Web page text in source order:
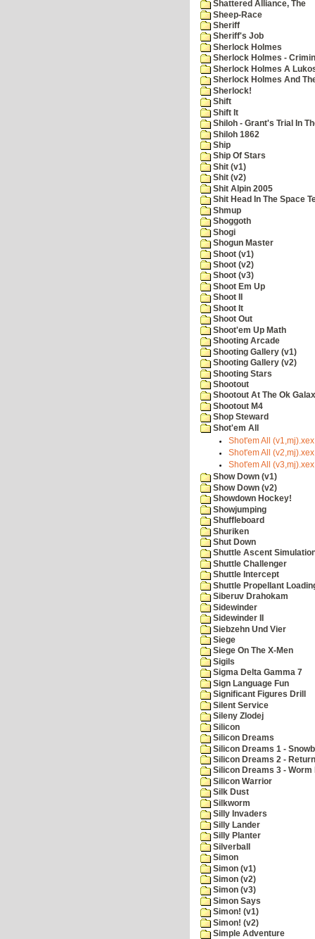
Shattered Alliance, The
Sheep-Race
Sheriff
Sheriff's Job
Sherlock Holmes
Sherlock Holmes -
Sherlock Holmes A
Sherlock Holmes And
Sherlock!
Shift
Shift It
Shiloh - Grant's Trial In
Shiloh 1862
Ship
Ship Of Stars
Shit (v1)
Shit (v2)
Shit Alpin 2005
Shit Head In The Space
Shmup
Shoggoth
Shogi
Shogun Master
Shoot (v1)
Shoot (v2)
Shoot (v3)
Shoot Em Up
Shoot II
Shoot It
Shoot Out
Shoot'em Up Math
Shooting Arcade
Shooting Gallery (v1)
Shooting Gallery (v2)
Shooting Stars
Shootout
Shootout At The Ok
Shootout M4
Shop Steward
Shot'em All
Shot'em All (v1,mj).xex
Shot'em All (v2,mj).xex
Shot'em All (v3,mj).xex
Show Down (v1)
Show Down (v2)
Showdown Hockey!
Showjumping
Shuffleboard
Shuriken
Shut Down
Shuttle Ascent
Shuttle Challenger
Shuttle Intercept
Shuttle Propellant
Siberuv Drahokam
Sidewinder
Sidewinder II
Siebzehn Und Vier
Siege
Siege On The X-Men
Sigils
Sigma Delta Gamma 7
Sign Language Fun
Significant Figures Drill
Silent Service
Sileny Zlodej
Silicon
Silicon Dreams
Silicon Dreams 1 -
Silicon Dreams 2 -
Silicon Dreams 3 - Worm
Silicon Warrior
Silk Dust
Silkworm
Silly Invaders
Silly Lander
Silly Planter
Silverball
Simon
Simon (v1)
Simon (v2)
Simon (v3)
Simon Says
Simon! (v1)
Simon! (v2)
Simple Adventure